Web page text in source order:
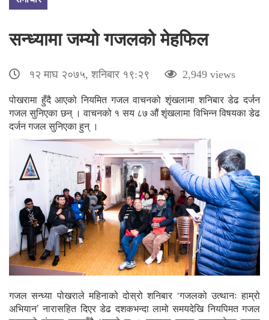
सन्ध्यामा जम्यो गजलको मेहफिल
१२ माघ २०७५, शनिबार १९:२९ 2,949 views
पोखरामा हुँदै आएको नियमित गजल वाचनको शृंखलामा शनिबार डेढ दर्जन
गजल सुनिएका छन् । वाचनको १ सय ८७ औं शृंखलामा विभिन्न विषयका डेढ
दर्जन गजल सुनिएका हुन् ।
गजल सन्ध्या पोखराले महिनाको दोस्रो शनिबार ‘गजलको उत्थानः हाम्रो
अभियान’ नारासहित दिएर डेढ दशकभन्दा लामो समयदेखि नियपिमत गजल